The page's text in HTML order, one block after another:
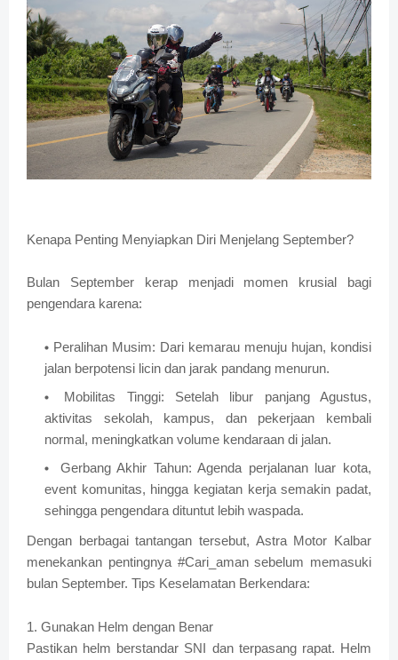
Kenapa Penting Menyiapkan Diri Menjelang September?
Bulan September kerap menjadi momen krusial bagi
pengendara karena:
Peralihan Musim: Dari kemarau menuju hujan, kondisi
jalan berpotensi licin dan jarak pandang menurun.
Mobilitas Tinggi: Setelah libur panjang Agustus,
aktivitas sekolah, kampus, dan pekerjaan kembali
normal, meningkatkan volume kendaraan di jalan.
Gerbang Akhir Tahun: Agenda perjalanan luar kota,
event komunitas, hingga kegiatan kerja semakin padat,
sehingga pengendara dituntut lebih waspada.
Dengan berbagai tantangan tersebut, Astra Motor Kalbar
menekankan pentingnya #Cari_aman sebelum memasuki
bulan September. Tips Keselamatan Berkendara:
1. Gunakan Helm dengan Benar
Pastikan helm berstandar SNI dan terpasang rapat. Helm